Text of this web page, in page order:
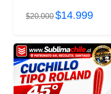
5 / 5
$20.000$14.999